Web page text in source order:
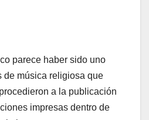
parece haber sido uno
de música religiosa que
a la publicación
impresas dentro de